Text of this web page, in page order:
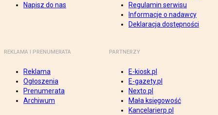
Napisz do nas
Regulamin serwisu
Informacje o nadawcy
Deklaracja dostępności
REKLAMA I PRENUMERATA
Reklama
Ogłoszenia
Prenumerata
Archiwum
PARTNERZY
E-kiosk.pl
E-gazety.pl
Nexto.pl
Mała księgowość
Kancelarierp.pl